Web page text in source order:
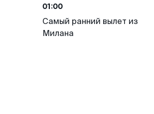
01:00
Самый ранний вылет из
Милана